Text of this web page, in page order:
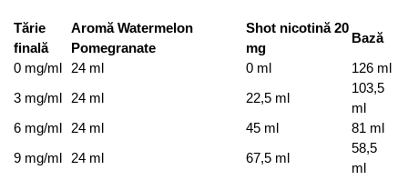
Tărie
finală
Aromă Watermelon
Pomegranate
Shot nicotină 20
mg
Bază
0 mg/ml
24 ml 0 ml
126 ml
3 mg/ml
24 ml 22,5 ml
103,5
ml
6 mg/ml
24 ml 45 ml
81 ml
9 mg/ml
24 ml 67,5 ml
58,5
ml